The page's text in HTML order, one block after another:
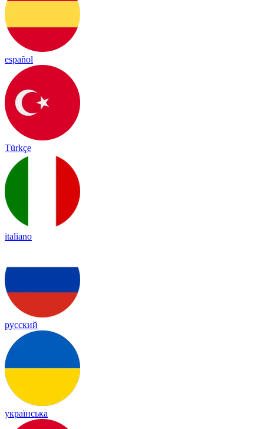
español
Türkçe
italiano
русский
українська